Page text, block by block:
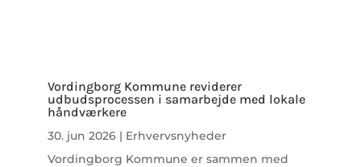
Vordingborg Kommune reviderer
udbudsprocessen i samarbejde med lokale
håndværkere
30. jun 2026 | Erhvervsnyheder
Vordingborg Kommune er sammen med